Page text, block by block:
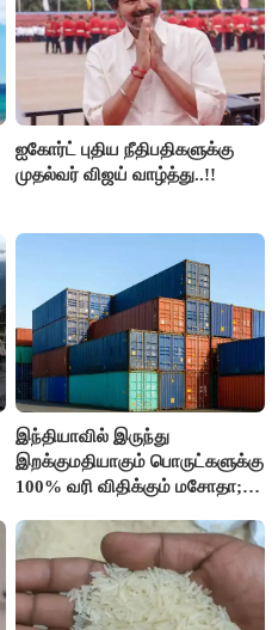
ஐகோர்ட் புதிய நீதிபதிகளுக்கு
முதல்வர் விஜய் வாழ்த்து..!!
இந்தியாவில் இருந்து
இறக்குமதியாகும் பொருட்களுக்கு
100% வரி விதிக்கும் மசோதா;